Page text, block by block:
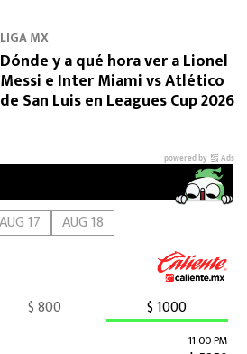
LIGA MX
Dónde y a qué hora ver a Lionel
Messi e Inter Miami vs Atlético
de San Luis en Leagues Cup 2026